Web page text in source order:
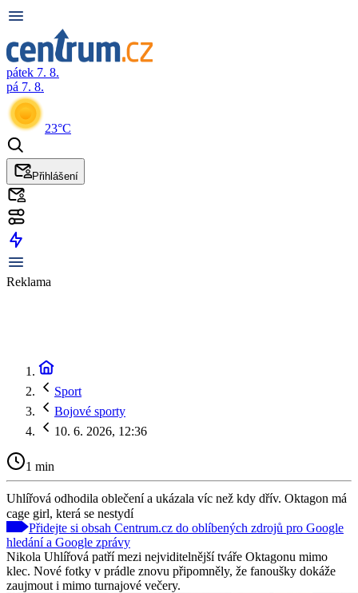
pátek 7. 8.
pá 7. 8.
23°C
Přihlášení
Reklama
Sport
Bojové sporty
10. 6. 2026, 12:36
1 min
Uhlířová odhodila oblečení a ukázala víc než kdy dřív. Oktagon má
cage girl, která se nestydí
Přidejte si obsah Centrum.cz do oblíbených zdrojů pro Google
hledání a Google zprávy
Nikola Uhlířová patří mezi nejviditelnější tváře Oktagonu mimo
klec. Nové fotky v prádle znovu připomněly, že fanoušky dokáže
zaujmout i mimo turnajové večery.